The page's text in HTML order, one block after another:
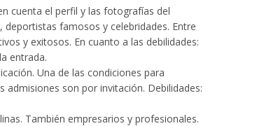
cuenta el perfil y las fotografías del
famosos y celebridades. Entre
y exitosos. En cuanto a las debilidades:
entrada.
Una de las condiciones para
admisiones son por invitación. Debilidades:
También empresarios y profesionales.